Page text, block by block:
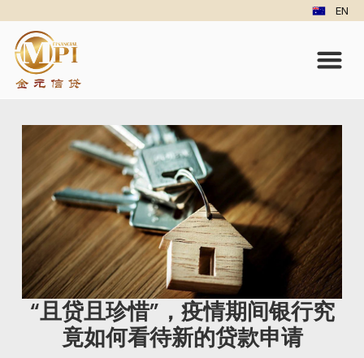
EN
“且贷且珍惜”，疫情期间银行究
竟如何看待新的贷款申请